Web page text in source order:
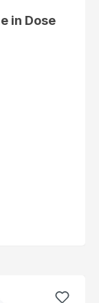
in Dose